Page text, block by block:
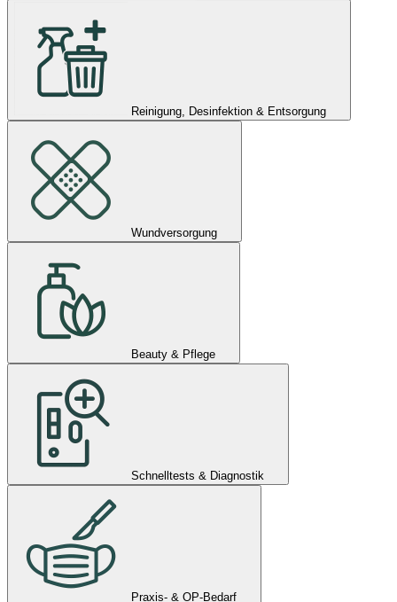
Reinigung, Desinfektion & Entsorgung
Wundversorgung
Beauty & Pflege
Schnelltests & Diagnostik
Praxis- & OP-Bedarf